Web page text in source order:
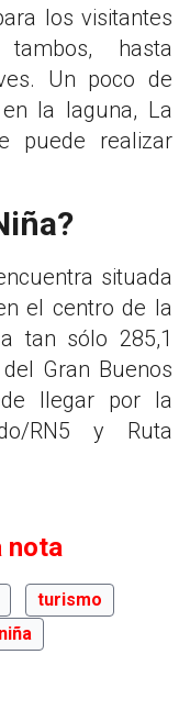
los visitantes
hasta
Un poco de
la laguna, La
puede realizar
situada
el centro de la
tan sólo 285,1
Gran Buenos
llegar por la
RN5 y Ruta
nota
turismo
niña